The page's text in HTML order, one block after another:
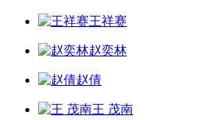
王祥赛
赵奕林
赵倩
王 茂南